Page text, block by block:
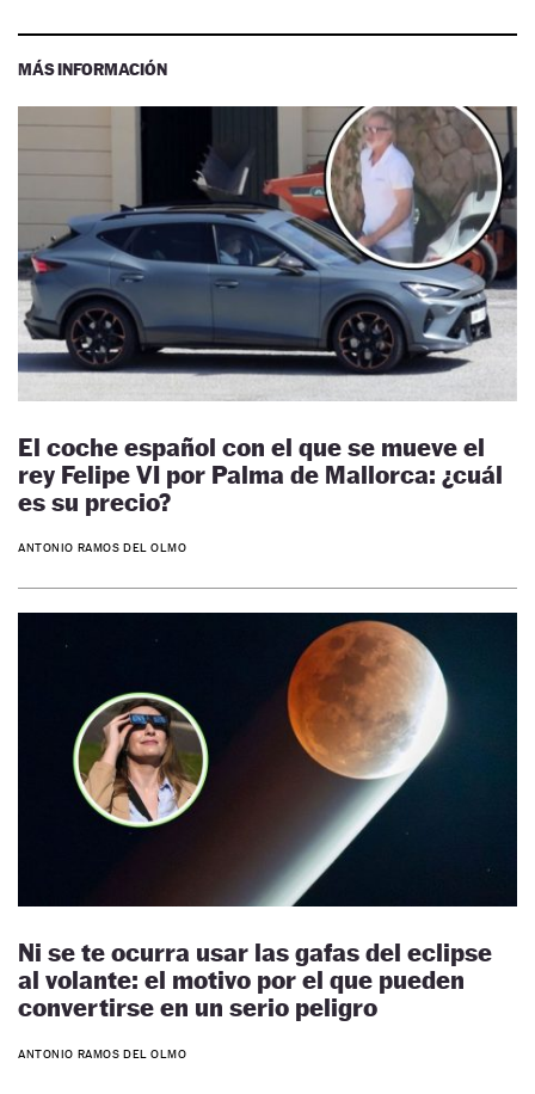
MÁS INFORMACIÓN
El coche español con el que se mueve el
rey Felipe VI por Palma de Mallorca: ¿cuál
es su precio?
ANTONIO RAMOS DEL OLMO
Ni se te ocurra usar las gafas del eclipse
al volante: el motivo por el que pueden
convertirse en un serio peligro
ANTONIO RAMOS DEL OLMO